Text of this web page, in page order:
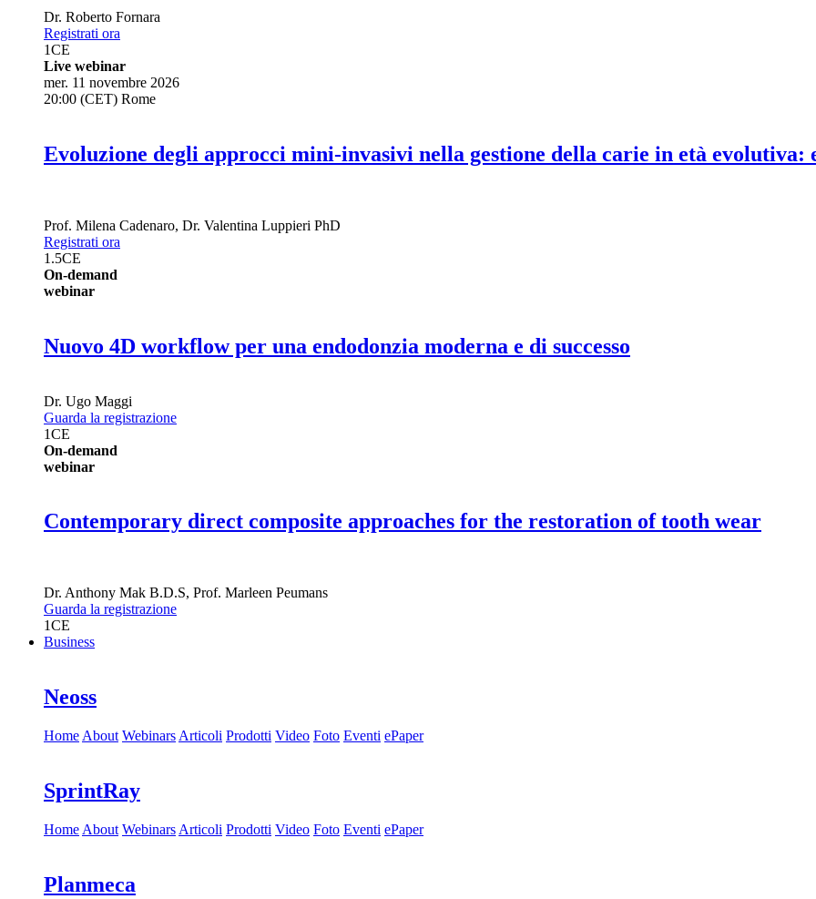
Dr. Roberto Fornara
Registrati ora
1CE
Live webinar
mer. 11 novembre 2026
20:00 (CET) Rome
Evoluzione degli approcci mini-invasivi nella gestione della carie in età evolutiva:
Prof. Milena Cadenaro, Dr. Valentina Luppieri PhD
Registrati ora
1.5CE
On-demand
webinar
Nuovo 4D workflow per una endodonzia moderna e di successo
Dr. Ugo Maggi
Guarda la registrazione
1CE
On-demand
webinar
Contemporary direct composite approaches for the restoration of tooth wear
Dr. Anthony Mak B.D.S, Prof. Marleen Peumans
Guarda la registrazione
1CE
Business
Neoss
Home About Webinars Articoli Prodotti Video Foto Eventi ePaper
SprintRay
Home About Webinars Articoli Prodotti Video Foto Eventi ePaper
Planmeca